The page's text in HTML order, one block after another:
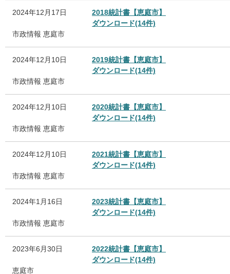
2024年12月17日
2018統計書【恵庭市】
ダウンロード(14件)
市政情報 恵庭市
2024年12月10日
2019統計書【恵庭市】
ダウンロード(14件)
市政情報 恵庭市
2024年12月10日
2020統計書【恵庭市】
ダウンロード(14件)
市政情報 恵庭市
2024年12月10日
2021統計書【恵庭市】
ダウンロード(14件)
市政情報 恵庭市
2024年1月16日
2023統計書【恵庭市】
ダウンロード(14件)
市政情報 恵庭市
2023年6月30日
2022統計書【恵庭市】
ダウンロード(14件)
恵庭市